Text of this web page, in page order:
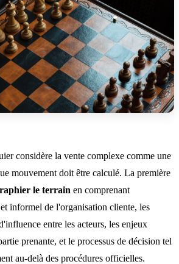
considère la vente complexe comme une
mouvement doit être calculé. La première
le terrain en comprenant
informel de l'organisation cliente, les
entre les acteurs, les enjeux
prenante, et le processus de décision tel
au-delà des procédures officielles.